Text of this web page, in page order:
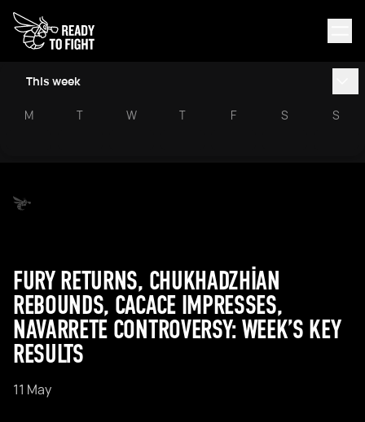
This week
M T W T F S S
FURY RETURNS, CHUKHADZHIAN
REBOUNDS, CACACE IMPRESSES,
NAVARRETE CONTROVERSY: WEEK’S KEY
RESULTS
11 May